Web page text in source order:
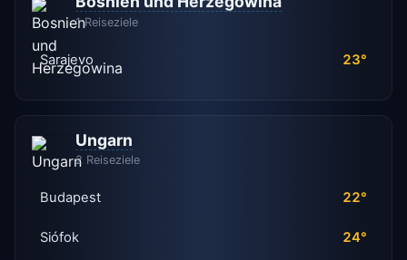
1 Reiseziele
Sarajevo 23°
Ungarn
2 Reiseziele
Budapest 22°
Siófok 24°